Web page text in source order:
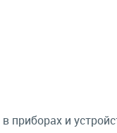
приборах и